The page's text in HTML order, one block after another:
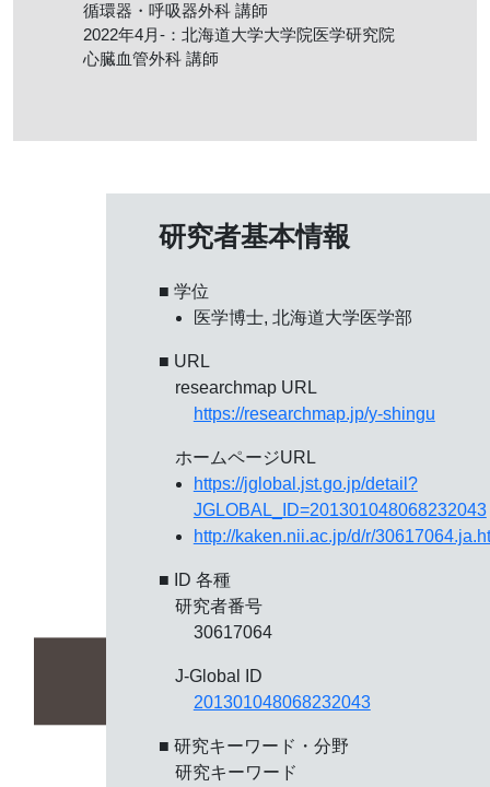
循環器・呼吸器外科 講師
2022年4月-：北海道大学大学院医学研究院
心臓血管外科 講師
研究者基本情報
■ 学位
医学博士, 北海道大学医学部
■ URL
researchmap URL
https://researchmap.jp/y-shingu
ホームページURL
https://jglobal.jst.go.jp/detail?
JGLOBAL_ID=201301048068232043
http://kaken.nii.ac.jp/d/r/
■ ID 各種
研究者番号
30617064
J-Global ID
201301048068232043
■ 研究キーワード・分野
研究キーワード